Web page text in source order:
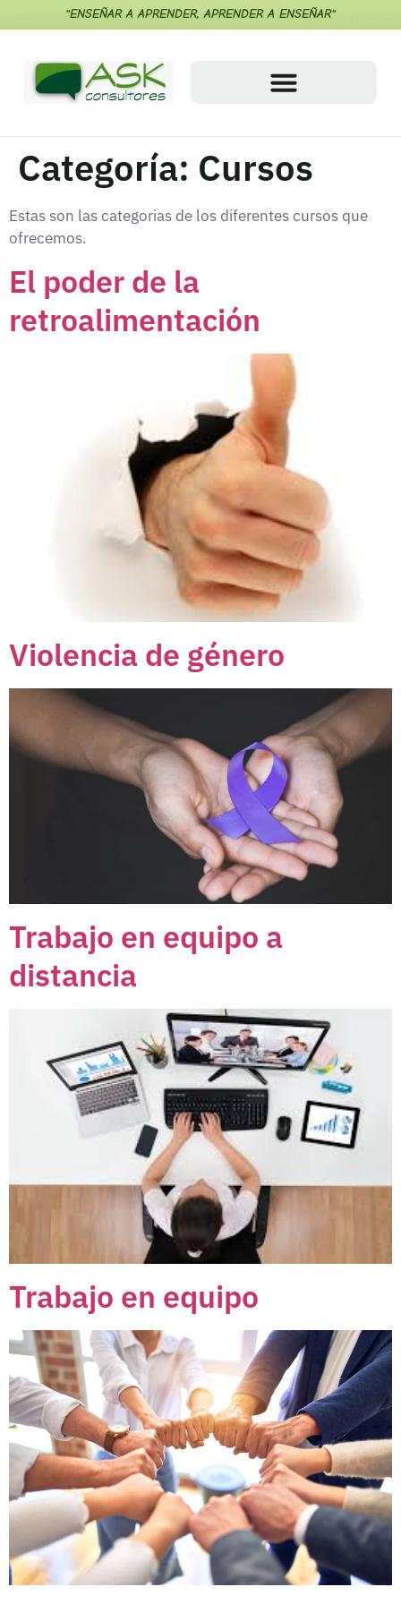
"ENSEÑAR A APRENDER, APRENDER A ENSEÑAR"
Categoría: Cursos
Estas son las categorias de los diferentes cursos que
ofrecemos.
El poder de la
retroalimentación
Violencia de género
Trabajo en equipo a
distancia
Trabajo en equipo